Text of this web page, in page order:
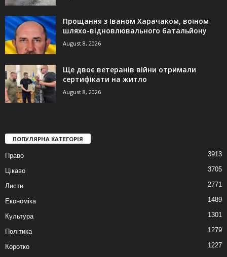
Прощання з Іваном Харачаком, воїном
шляхо-відновлювального батальйону
August 8, 2026
Ще двоє ветеранів війни отримали
сертифікати на житло
August 8, 2026
ПОПУЛЯРНА КАТЕГОРІЯ
Право 3913
Цікаво 3705
Листи 2771
Економіка 1489
Культура 1301
Політика 1279
Коротко 1227